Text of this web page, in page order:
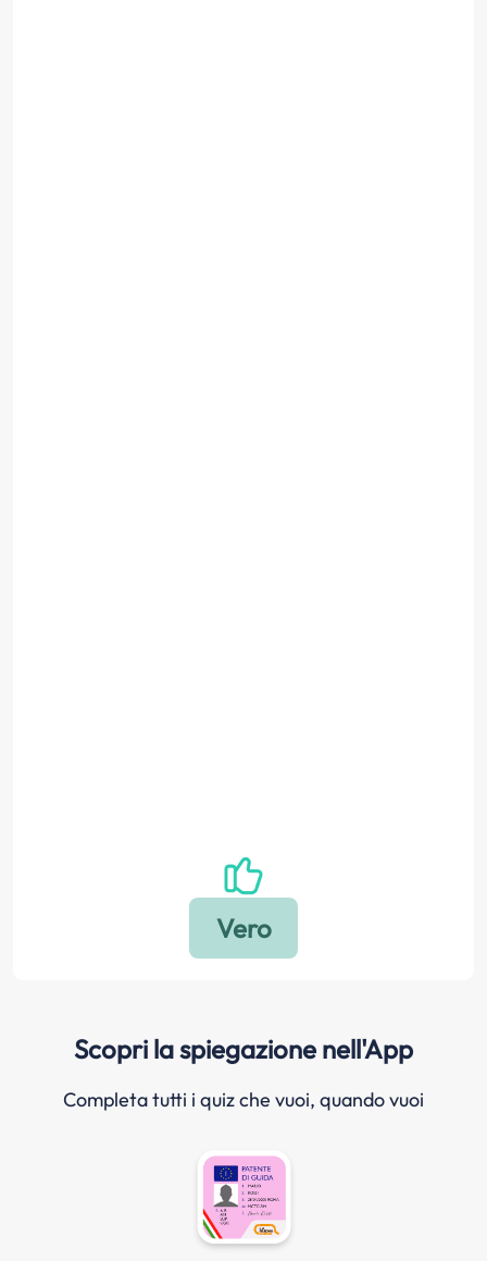
Scopri la spiegazione nell'App
Completa tutti i quiz che vuoi, quando vuoi